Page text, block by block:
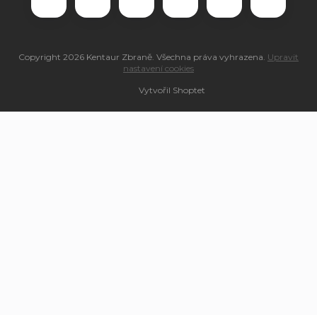
Vytvořil Shoptet
Copyright 2026 Kentaur Zbraně . Všechna práva vyhrazena. Upravit
nastavení cookies